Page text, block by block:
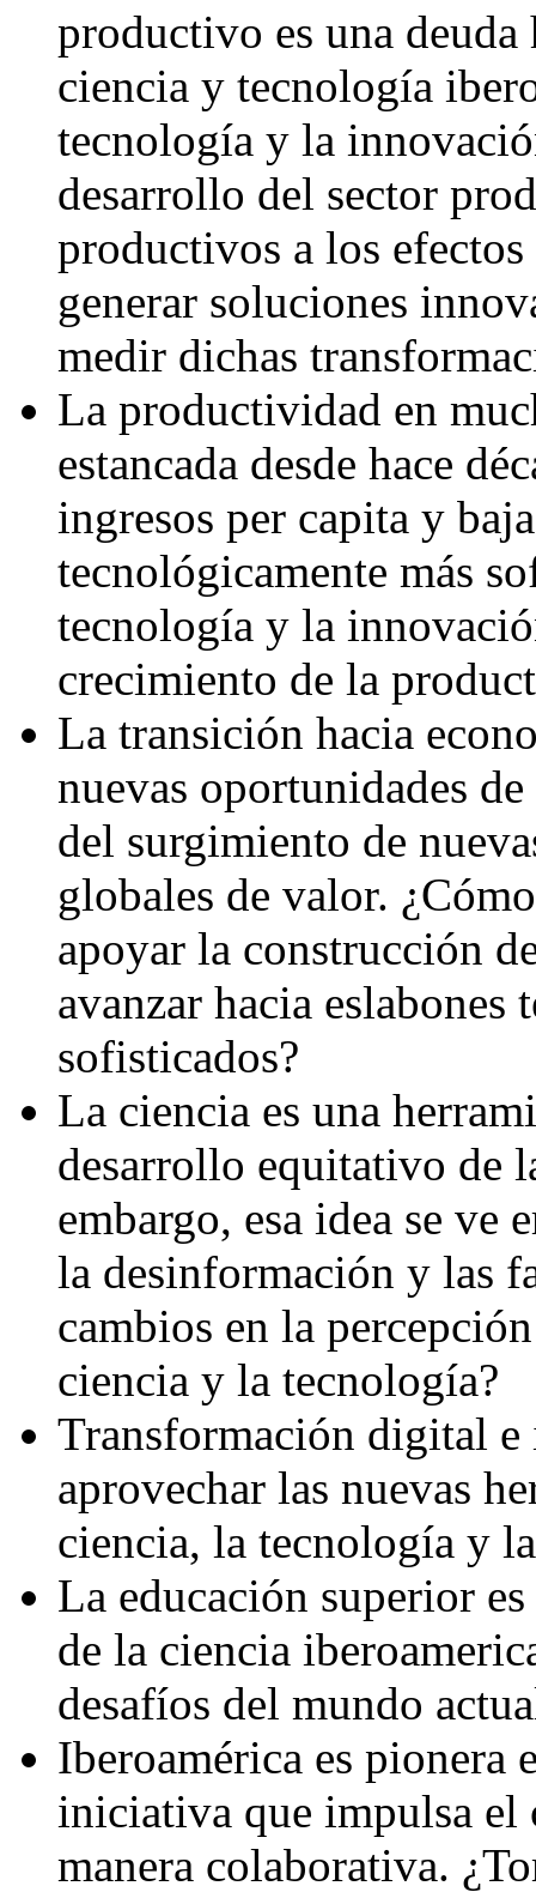
productivo es una deuda
ciencia y tecnología
tecnología y la
desarrollo del sector
productivos a los
generar soluciones
medir dichas
La productividad en
estancada desde hace
ingresos per capita y
tecnológicamente más
tecnología y la
crecimiento de la
La transición hacia
nuevas oportunidades
del surgimiento de
globales de valor.
apoyar la construcción
avanzar hacia eslabones
sofisticados?
La ciencia es una
desarrollo equitativo de
embargo, esa idea se ve
la desinformación y las
cambios en la
ciencia y la tecnología?
Transformación digital
aprovechar las nuevas
ciencia, la tecnología y
La educación superior
de la ciencia
desafíos del mundo
Iberoamérica es pionera
iniciativa que impulsa
manera colaborativa.